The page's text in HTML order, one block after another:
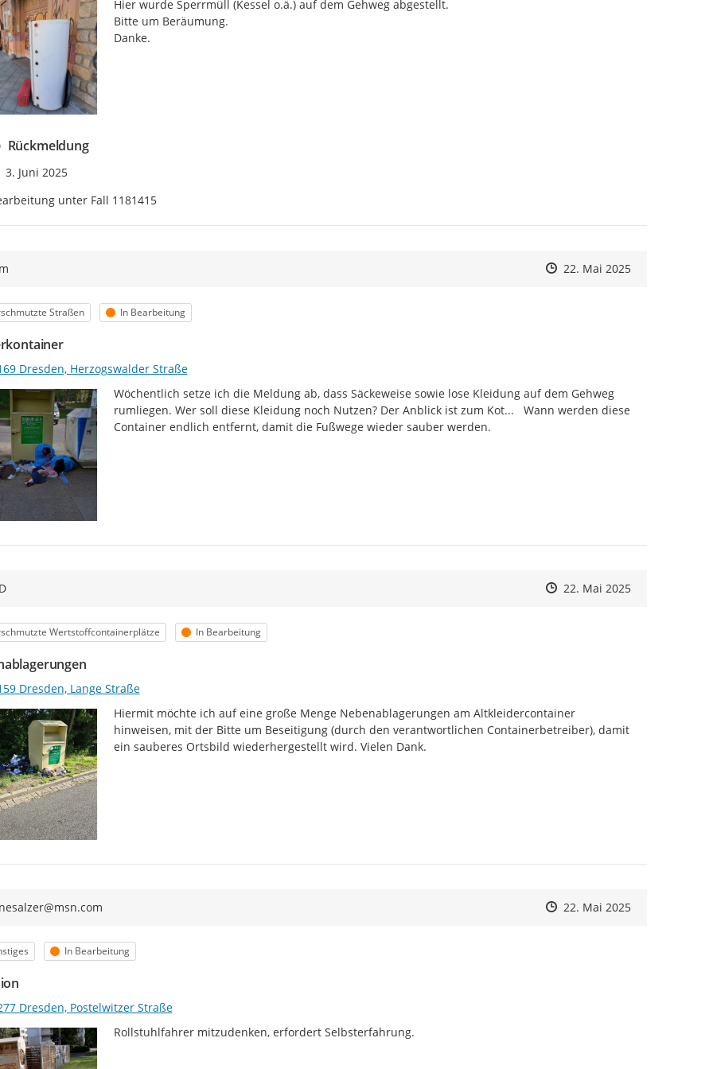
Hier wurde Sperrmüll (Kessel o.ä.) auf dem Gehweg abgestellt.
Bitte um Beräumung.
Danke.
Rückmeldung
Zeitpunkt des Erstellens
3. Juni 2025
unter Fall 1181415
Zeitpunkt des Erstellens
Zeitpunkt des Erstellens
22. Mai 2025Zur Äußerung
Straßen Status
In Bearbeitung
Dresden, Herzogswalder Straße
Wöchentlich setze ich die Meldung ab, dass Säckeweise sowie lose Kleidung auf dem Gehweg
rumliegen. Wer soll diese Kleidung noch Nutzen? Der Anblick ist zum Kot...   Wann werden diese
Container endlich entfernt, damit die Fußwege wieder sauber werden.
Zeitpunkt des Erstellens
Zeitpunkt des Erstellens
22. Mai 2025Zur Äußerung
Wertstoffcontainerplätze Status
In Bearbeitung
Dresden, Lange Straße
Hiermit möchte ich auf eine große Menge Nebenablagerungen am Altkleidercontainer
hinweisen, mit der Bitte um Beseitigung (durch den verantwortlichen Containerbetreiber), damit
ein sauberes Ortsbild wiederhergestellt wird. Vielen Dank.
Zeitpunkt des Erstellens
Zeitpunkt des Erstellens
22. Mai 2025Zur Äußerung
Status
In Bearbeitung
Dresden, Postelwitzer Straße
Rollstuhlfahrer mitzudenken, erfordert Selbsterfahrung.